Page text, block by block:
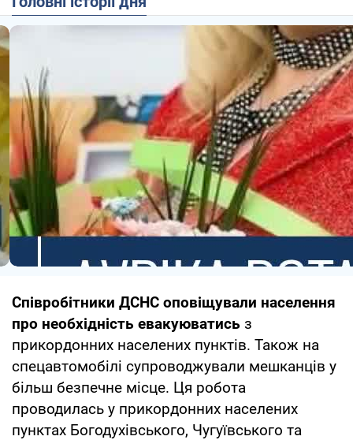
Співробітники ДСНС оповіщували населення
про необхідність евакуюватись з
прикордонних населених пунктів. Також на
спецавтомобілі супроводжували мешканців у
більш безпечне місце. Ця робота
проводилась у прикордонних населених
пунктах Богодухівського, Чугуївського та